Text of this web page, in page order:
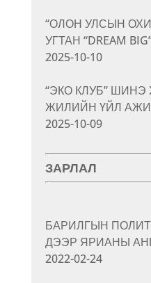
“ОЛОН УЛСЫН
УГТАН “DREAM
2025-10-10
“ЭКО КЛУБ”
ЖИЛИЙН ҮЙЛ
2025-10-09
ЗАРЛАЛ
БАРИЛГЫН
ДЭЭР ЯРИАНЫ
2022-02-24